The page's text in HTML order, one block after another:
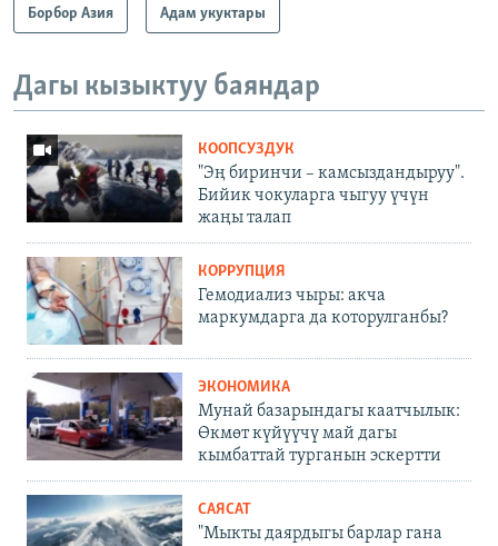
Борбор Азия Адам укуктары
Дагы кызыктуу баяндар
КООПСУЗДУК
"Эң биринчи – камсыздандыруу".
Бийик чокуларга чыгуу үчүн
жаңы талап
КОРРУПЦИЯ
Гемодиализ чыры: акча
маркумдарга да которулганбы?
ЭКОНОМИКА
Мунай базарындагы каатчылык:
Өкмөт күйүүчү май дагы
кымбаттай турганын эскертти
САЯСАТ
"Мыкты даярдыгы барлар гана